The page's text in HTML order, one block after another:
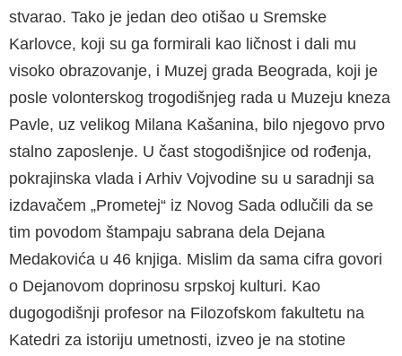
stvarao. Tako je jedan deo otišao u Sremske
Karlovce, koji su ga formirali kao ličnost i dali mu
visoko obrazovanje, i Muzej grada Beograda, koji je
posle volonterskog trogodišnjeg rada u Muzeju kneza
Pavle, uz velikog Milana Kašanina, bilo njegovo prvo
stalno zaposlenje. U čast stogodišnjice od rođenja,
pokrajinska vlada i Arhiv Vojvodine su u saradnji sa
izdavačem „Prometej“ iz Novog Sada odlučili da se
tim povodom štampaju sabrana dela Dejana
Medakovića u 46 knjiga. Mislim da sama cifra govori
o Dejanovom doprinosu srpskoj kulturi. Kao
dugogodišnji profesor na Filozofskom fakultetu na
Katedri za istoriju umetnosti, izveo je na stotine